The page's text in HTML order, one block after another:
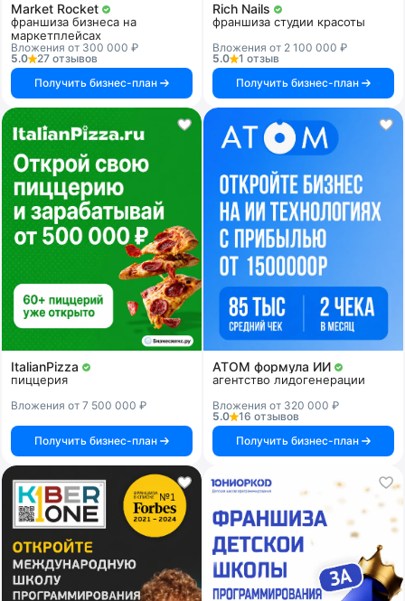
Market Rocket
франшиза бизнеса на
маркетплейсах
Вложения от 300 000 ₽
5.0
27 отзывов
Получить бизнес-план
Rich Nails
франшиза студии красоты
Вложения от 2 100 000 ₽
5.0
1 отзыв
Получить бизнес-план
ItalianPizza
пиццерия
Вложения от 7 500 000 ₽
Получить бизнес-план
АТОМ формула ИИ
агентство лидогенерации
Вложения от 320 000 ₽
5.0
16 отзывов
Получить бизнес-план